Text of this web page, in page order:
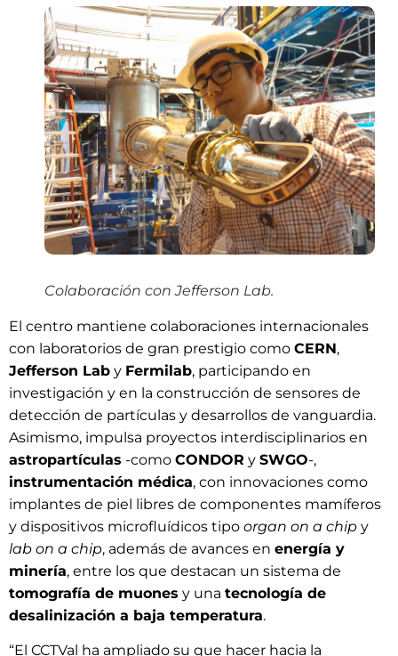
Colaboración con Jefferson Lab.
El centro mantiene colaboraciones internacionales
con laboratorios de gran prestigio como CERN,
Jefferson Lab y Fermilab, participando en
investigación y en la construcción de sensores de
detección de partículas y desarrollos de vanguardia.
Asimismo, impulsa proyectos interdisciplinarios en
astropartículas -como CONDOR y SWGO-,
instrumentación médica, con innovaciones como
implantes de piel libres de componentes mamíferos
y dispositivos microfluídicos tipo organ on a chip y
lab on a chip, además de avances en energía y
minería, entre los que destacan un sistema de
tomografía de muones y una tecnología de
desalinización a baja temperatura.
“El CCTVal ha ampliado su que hacer hacia la